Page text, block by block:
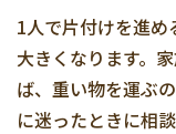
1人で片付けを進
大きくなります。
ば、重い物を運ぶ
に迷ったときに相